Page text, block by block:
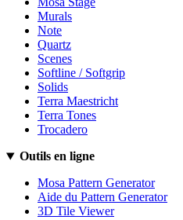
Murals
Note
Quartz
Scenes
Softline / Softgrip
Solids
Terra Maestricht
Terra Tones
Trocadero
Outils en ligne
Mosa Pattern Generator
Aide du Pattern Generator
3D Tile Viewer